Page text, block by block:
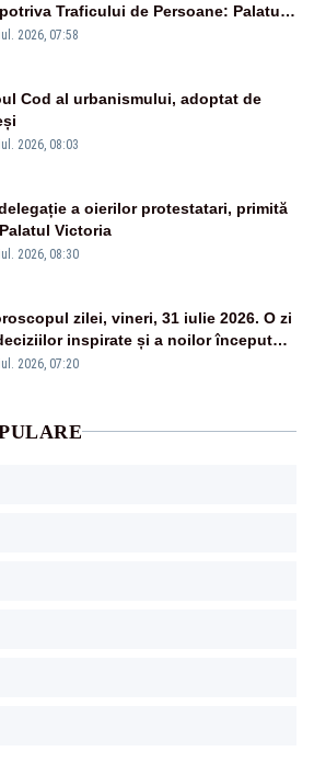
Traficului de Persoane: Palatul
iluminat în albastru
2026, 07:58
Cod al urbanismului, adoptat de
2026, 08:03
a oierilor protestatari, primită
Victoria
2026, 08:30
zilei, vineri, 31 iulie 2026. O zi
inspirate și a noilor începuturi.
zodiile vizate
2026, 07:20